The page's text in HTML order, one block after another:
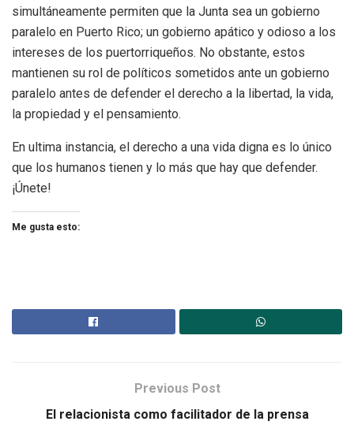
simultáneamente permiten que la Junta sea un gobierno
paralelo en Puerto Rico; un gobierno apático y odioso a los
intereses de los puertorriqueños. No obstante, estos
mantienen su rol de políticos sometidos ante un gobierno
paralelo antes de defender el derecho a la libertad, la vida,
la propiedad y el pensamiento.
En ultima instancia, el derecho a una vida digna es lo único
que los humanos tienen y lo más que hay que defender.
¡Únete!
Me gusta esto:
Previous Post
El relacionista como facilitador de la prensa